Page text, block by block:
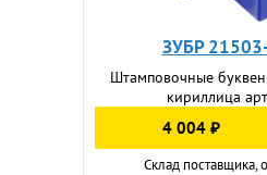
ЗУБР
Штамповочные
кириллица
4 004 ₽
Склад поставщика,